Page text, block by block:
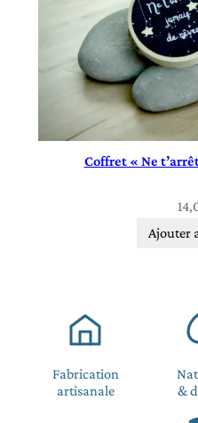
Coffret « Ne
Ajouter
Fabrication
artisanale
&